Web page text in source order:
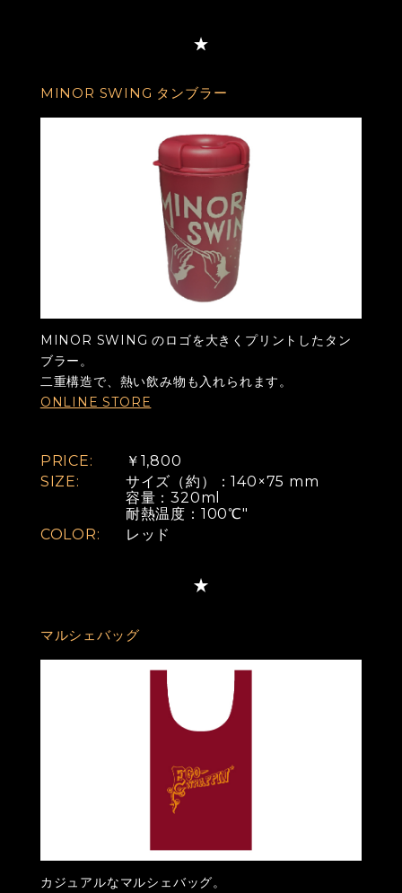
MINOR SWING タンブラー
MINOR SWING のロゴを大きくプリントしたタン
ブラー。
二重構造で、熱い飲み物も入れられます。
ONLINE STORE
PRICE:
￥1,800
SIZE:
サイズ（約）：140×75 mm
容量：320ml
耐熱温度：100℃"
COLOR:
レッド
マルシェバッグ
カジュアルなマルシェバッグ。